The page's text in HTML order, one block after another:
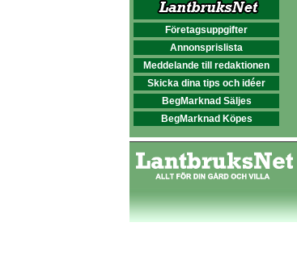
Företagsuppgifter
Annonsprislista
Meddelande till redaktionen
Skicka dina tips och idéer
BegMarknad Säljes
BegMarknad Köpes